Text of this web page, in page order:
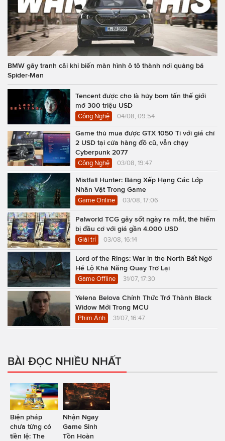
BMW gây tranh cãi khi biến màn hình ô tô thành nơi quảng bá
Spider-Man
Tencent được cho là hủy bom tấn thế giới
mở 300 triệu USD
Công Nghệ 04/08, 09:54
Game thủ mua được GTX 1050 Ti với giá chỉ
2 USD tại cửa hàng đồ cũ, vẫn chạy
Cyberpunk 2077
Công Nghệ 03/08, 19:47
Mistfall Hunter: Bảng Xếp Hạng Các Lớp
Nhân Vật Trong Game
Game Online 03/08, 17:06
Palworld TCG gây sốt ngày ra mắt, thẻ hiếm
bị đầu cơ với giá gần 4.000 USD
Giải trí 03/08, 16:14
Lord of the Rings: War in the North Bất Ngờ
Hé Lộ Khả Năng Quay Trở Lại
Game Offline 31/07, 17:30
Yelena Belova Chính Thức Trở Thành Black
Widow Mới Trong MCU
Phim Ảnh 31/07, 16:47
BÀI ĐỌC NHIỀU NHẤT
Biện pháp
chưa từng có
tiền lệ: The
Nhận Ngay
Game Sinh
Tồn Hoàn